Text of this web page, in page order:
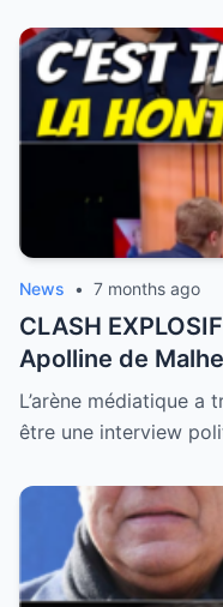
News • 7 months ago
CLASH
Apolline de
embrasé le
L’arène médiatique a
être une interview